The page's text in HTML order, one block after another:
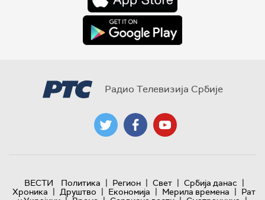
Радио Телевизија Србије
ВЕСТИ Политика | Регион | Свет | Србија данас |
Хроника | Друштво | Економија | Мерила времена | Рат